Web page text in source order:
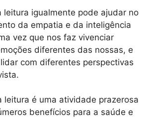
leitura igualmente pode ajudar no
da empatia e da inteligência
vez que nos faz vivenciar
diferentes das nossas, e
com diferentes perspectivas
leitura é uma atividade prazerosa
benefícios para a saúde e